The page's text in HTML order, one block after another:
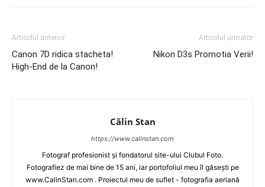
Articolul anterior
Canon 7D ridica stacheta!
High-End de la Canon!
Articolul urmator
Nikon D3s Promotia Verii!
Călin Stan
https://www.calinstan.com
Fotograf profesionist și fondatorul site-ului Clubul Foto.
Fotografiez de mai bine de 15 ani, iar portofoliul meu îl găsești pe
www.CalinStan.com . Proiectul meu de suflet - fotografia aeriană